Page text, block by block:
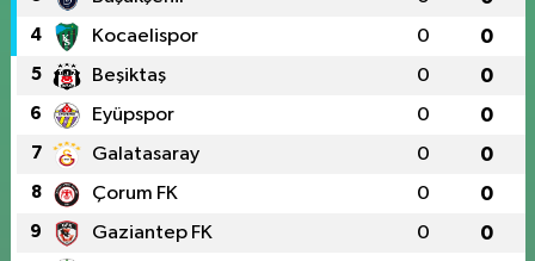
4 Kocaelispor 0 0
5 Beşiktaş 0 0
6 Eyüpspor 0 0
7 Galatasaray 0 0
8 Çorum FK 0 0
9 Gaziantep FK 0 0